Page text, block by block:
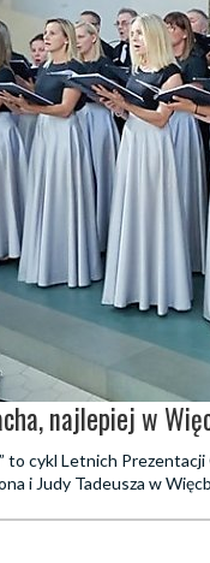
najlepiej w
to cykl Letnich
i Judy Tadeusza w